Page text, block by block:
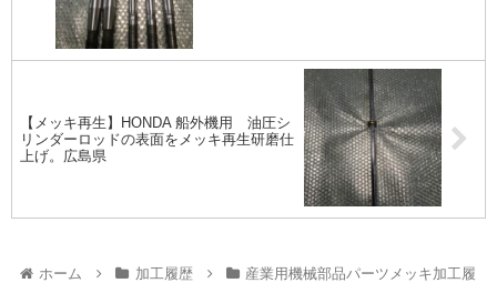
【メッキ再生】HONDA 船外機用 油圧シ
リンダーロッドの表面をメッキ再生研磨仕
上げ。広島県
ホーム 加工履歴
産業用機械部品パーツメッキ加工履